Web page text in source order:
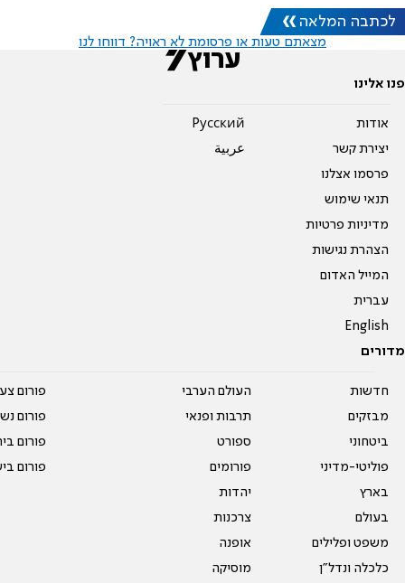
לכתבה המלאה
מצאתם טעות או פרסומת לא ראויה? דווחו לנו
פנו אלינו
אודות
יצירת קשר
פרסמו אצלנו
תנאי שימוש
מדיניות פרטיות
הצהרת נגישות
המייל האדום
עברית
English
Pусский
عربية
מדורים
חדשות
מבזקים
ביטחוני
פוליטי-מדיני
בארץ
בעולם
משפט ופלילים
כלכלה ונדל"ן
העולם הערבי
תרבות ופנאי
ספורט
פורומים
יהדות
צרכנות
אופנה
מוסיקה
פורום
פורום
פורום
פורום